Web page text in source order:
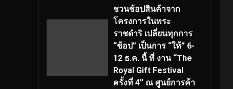
ชวนช้อปสินค้าจาก
โครงการในพระ
ราชดำริ เปลี่ยนทุกการ
“ช้อป” เป็นการ “ให้” 6-
12 ธ.ค. นี้ ที่ งาน “The
Royal Gift Festival
ครั้งที่ 4” ณ ศูนย์การค้า